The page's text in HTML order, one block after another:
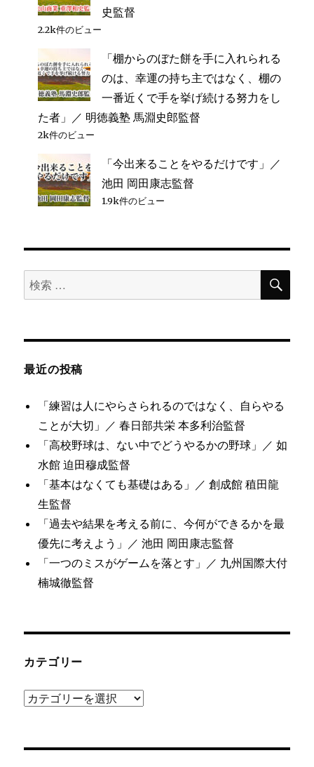
史監督
2.2k件のビュー
「棚からのぼた餅を手に入れられる
のは、幸運の持ち主ではなく、棚の
一番近くで手を挙げ続ける努力をし
た者」／ 明徳義塾 馬淵史郎監督
2k件のビュー
「今出来ることをやるだけです」／
池田 岡田康志監督
1.9k件のビュー
検
索
象:
検
最近の投稿
「練習は人にやらさられるのではなく、自らやる
ことが大切」／ 春日部共栄 本多利治監督
「高校野球は、ない中でどうやるかの野球」／ 如
水館 迫田穆成監督
「基本はなくても基礎はある」／ 創成館 稙田龍
生監督
「過去や結果を考える前に、今何ができるかを最
優先に考えよう」／ 池田 岡田康志監督
「一つのミスがゲームを落とす」／ 九州国際大付
楠城徹監督
カテゴリー
カ